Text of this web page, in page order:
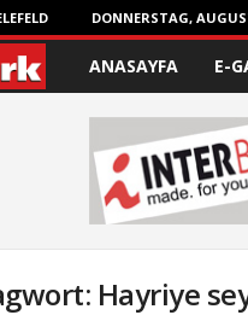
DONNERSTAG,
ANASAYFA E-
Hayriye